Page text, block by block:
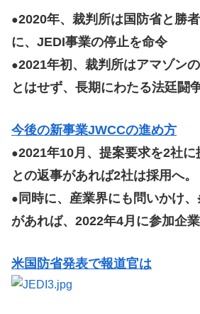
●2020年、裁判所は国防省と勝
に、JEDI事業の停止を命令
●2021年初、裁判所はアマゾン
とはせず、長期にわたる法廷闘
今後の新事業JWCCの進め方
●2021年10月、提案要求を2社
との返事があれば2社は採用へ。
● 同時に、産業界にも問いかけ
があれば、2022年4月に参加企
米国防省発表で報道官は